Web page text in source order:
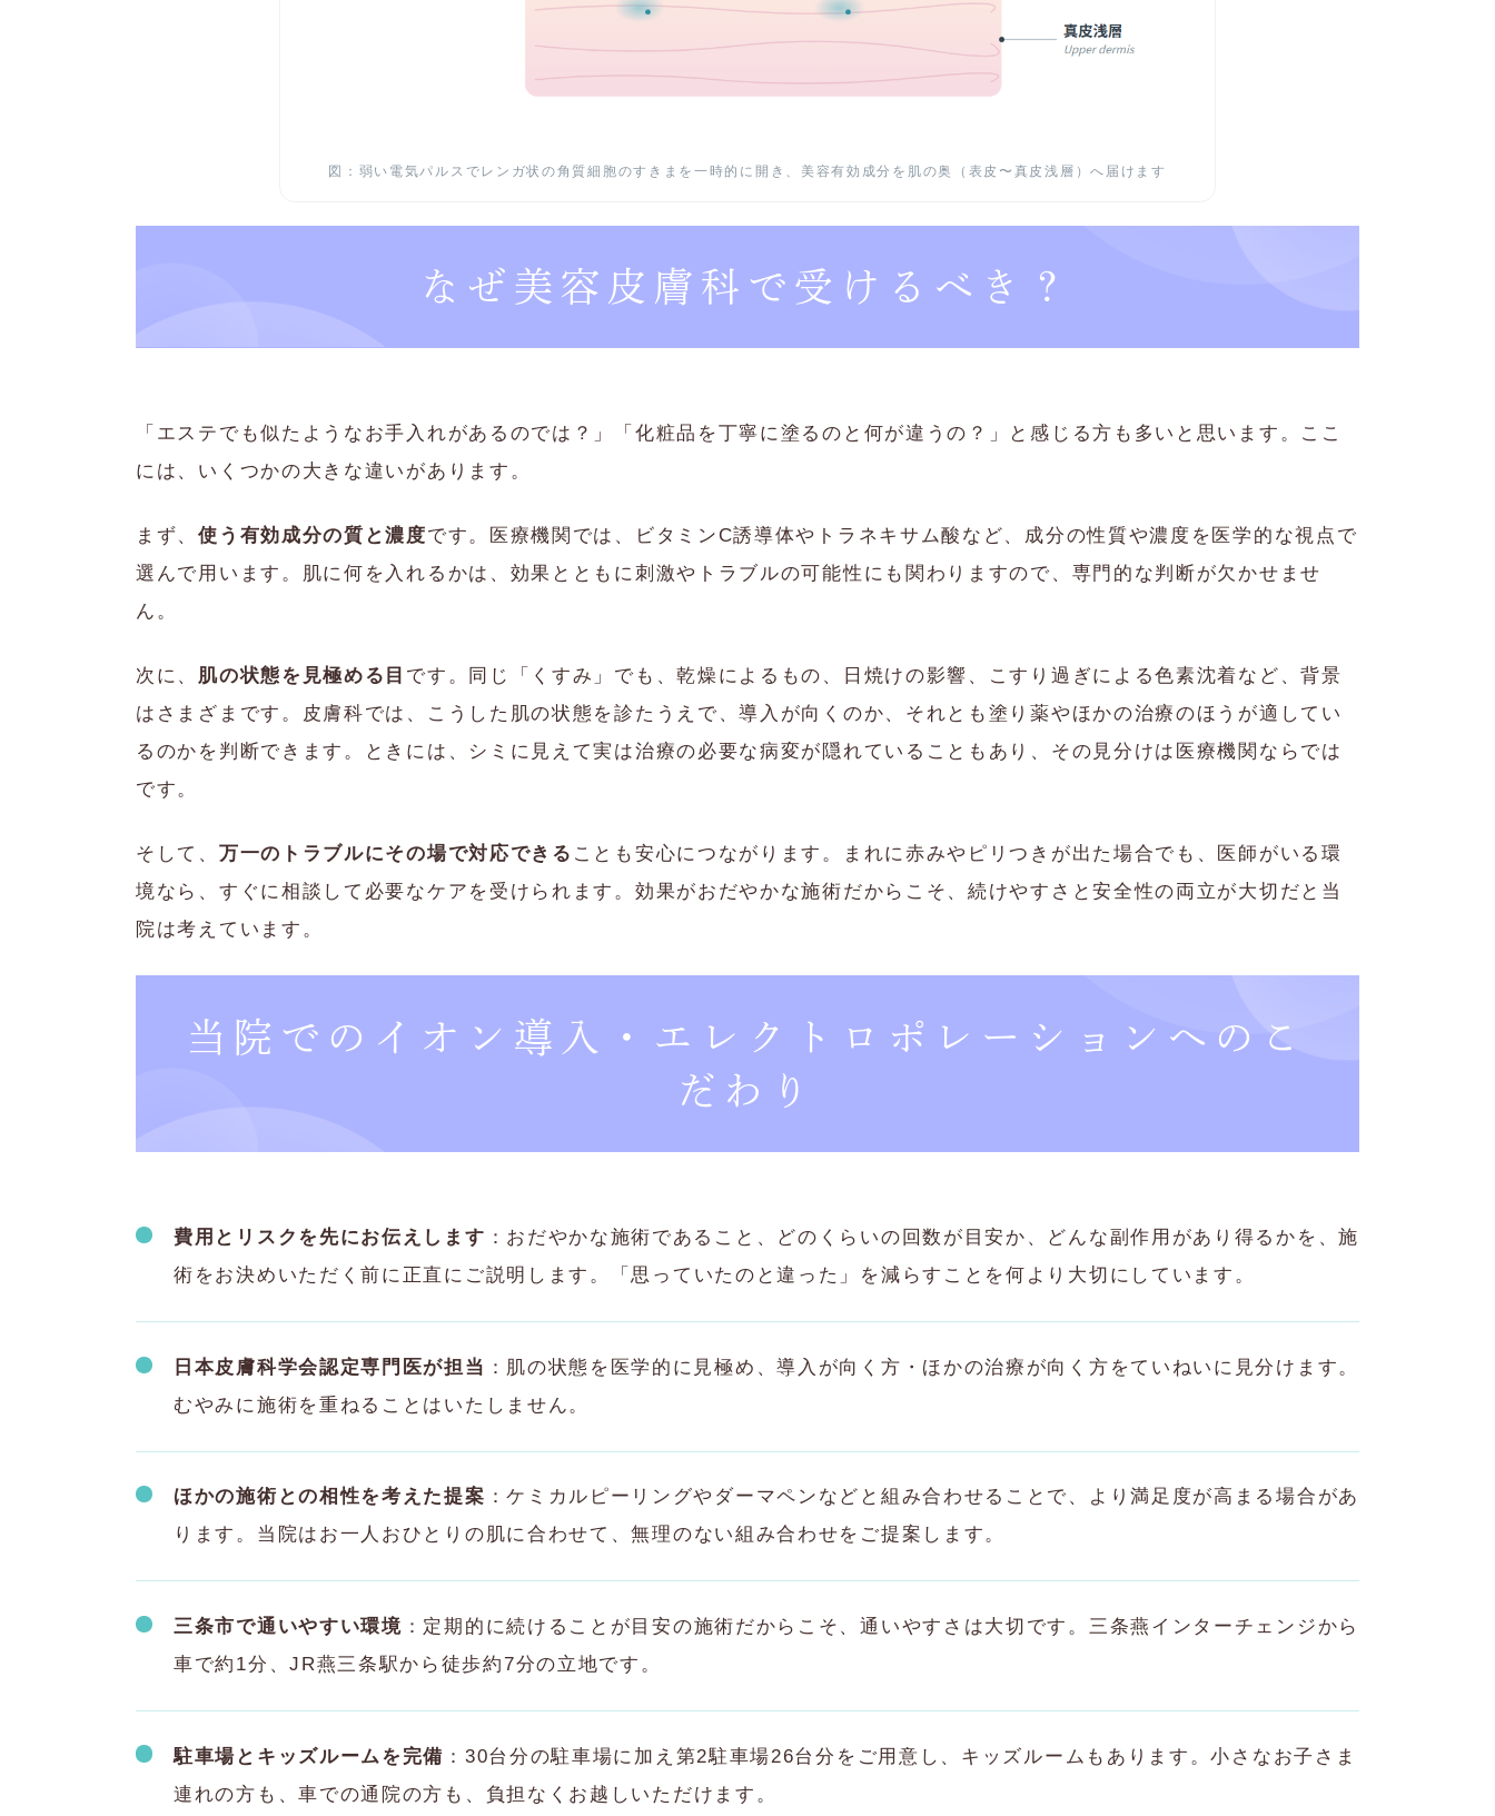
図：弱い電気パルスでレンガ状の角質細胞のすきまを一時的に開き、美容有効成分を肌の奥（表皮〜真皮浅層）へ届けます
なぜ美容皮膚科で受けるべき？
「エステでも似たようなお手入れがあるのでは？」「化粧品を丁寧に塗るのと何が違うの？」と感じる方も多いと思います。ここ
には、いくつかの大きな違いがあります。
まず、使う有効成分の質と濃度です。医療機関では、ビタミンC誘導体やトラネキサム酸など、成分の性質や濃度を医学的な視点で
選んで用います。肌に何を入れるかは、効果とともに刺激やトラブルの可能性にも関わりますので、専門的な判断が欠かせませ
ん。
次に、 肌の状態を見極める目 です。同じ「くすみ」でも、乾燥によるもの、日焼けの影響、こすり過ぎによる色素沈着など、背景
はさまざまです。皮膚科では、こうした肌の状態を診たうえで、導入が向くのか、それとも塗り薬やほかの治療のほうが適してい
るのかを判断できます。ときには、シミに見えて実は治療の必要な病変が隠れていることもあり、その見分けは医療機関ならでは
です。
そして、 万一のトラブルにその場で対応できる ことも安心につながります。まれに赤みやピリつきが出た場合でも、医師がいる環
境なら、すぐに相談して必要なケアを受けられます。効果がおだやかな施術だからこそ、続けやすさと安全性の両立が大切だと当
院は考えています。
当院でのイオン導入・エレクトロポレーションへのこ
だわり
費用とリスクを先にお伝えします ：おだやかな施術であること、どのくらいの回数が目安か、どんな副作用があり得るかを、施
術をお決めいただく前に正直にご説明します。「思っていたのと違った」を減らすことを何より大切にしています。
日本皮膚科学会認定専門医が担当 ：肌の状態を医学的に見極め、導入が向く方・ほかの治療が向く方をていねいに見分けます。
むやみに施術を重ねることはいたしません。
ほかの施術との相性を考えた提案 ：ケミカルピーリングやダーマペンなどと組み合わせることで、より満足度が高まる場合があ
ります。当院はお一人おひとりの肌に合わせて、無理のない組み合わせをご提案します。
三条市で通いやすい環境 ：定期的に続けることが目安の施術だからこそ、通いやすさは大切です。三条燕インターチェンジから
車で約1分、JR燕三条駅から徒歩約7分の立地です。
駐車場とキッズルームを完備 ：30台分の駐車場に加え第2駐車場26台分をご用意し、キッズルームもあります。小さなお子さま
連れの方も、車での通院の方も、負担なくお越しいただけます。